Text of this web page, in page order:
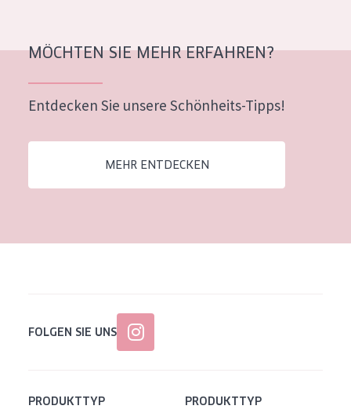
MÖCHTEN SIE MEHR ERFAHREN?
Entdecken Sie unsere Schönheits-Tipps!
MEHR ENTDECKEN
FOLGEN SIE UNS
PRODUKTTYP PRODUKTTYP